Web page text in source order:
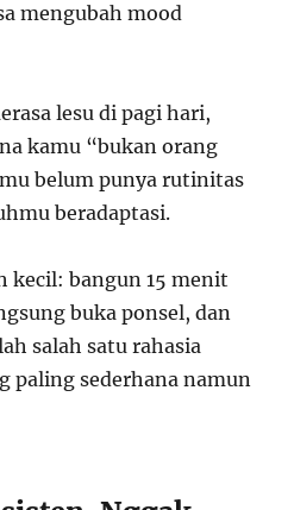
mengubah mood
lesu di pagi hari,
kamu “bukan orang
belum punya rutinitas
beradaptasi.
kecil: bangun 15 menit
buka ponsel, dan
salah satu rahasia
paling sederhana namun